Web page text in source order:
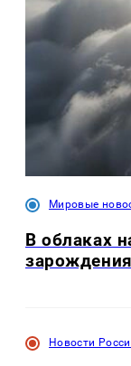
Мировые
В облаках
Новости